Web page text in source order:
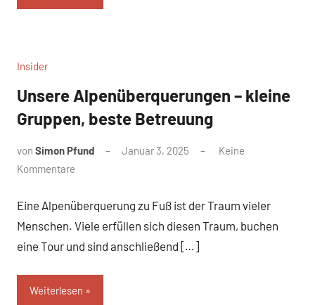
Insider
Unsere Alpenüberquerungen – kleine
Gruppen, beste Betreuung
von Simon Pfund Januar 3, 2025
Keine
Kommentare
Eine Alpenüberquerung zu Fuß ist der Traum vieler
Menschen. Viele erfüllen sich diesen Traum, buchen
eine Tour und sind anschließend […]
Weiterlesen